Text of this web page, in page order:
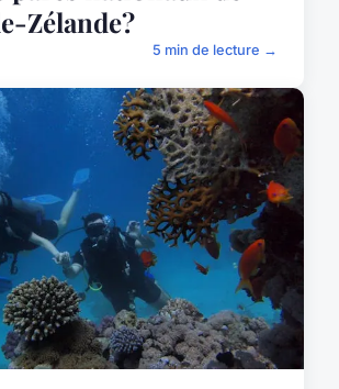
Zélande?
5 min de lecture →